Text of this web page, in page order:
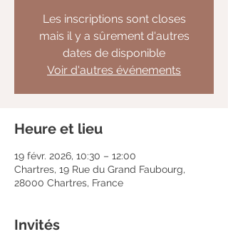
Les inscriptions sont closes
mais il y a sûrement d'autres
dates de disponible
Voir d'autres événements
Heure et lieu
19 févr. 2026, 10:30 – 12:00
Chartres, 19 Rue du Grand Faubourg,
28000 Chartres, France
Invités